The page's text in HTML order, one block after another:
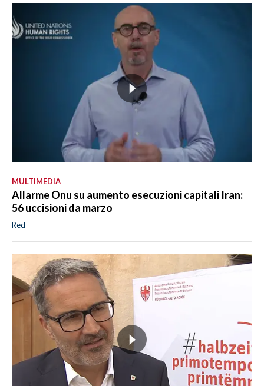
MULTIMEDIA
Allarme Onu su aumento esecuzioni capitali Iran:
56 uccisioni da marzo
Red